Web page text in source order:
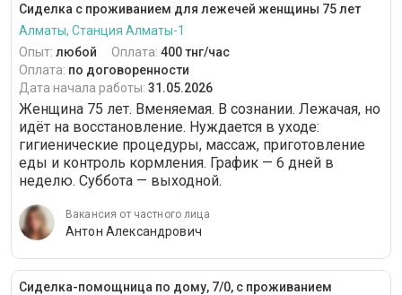
Сиделка с проживанием для лежечей женщины 75 лет
Алматы, Станция Алматы-1
Опыт: любой Оплата: 400 тнг/час
Оплата: по договоренности
Дата начала работы: 31.05.2026
Женщина 75 лет. Вменяемая. В сознании. Лежачая, но
идёт на восстановление. Нуждается в уходе:
гигиенические процедуры, массаж, приготовление
еды и контроль кормления. График — 6 дней в
неделю. Суббота — выходной.
Вакансия от частного лица
Антон Александрович
Сиделка-помощница по дому, 7/0, с проживанием